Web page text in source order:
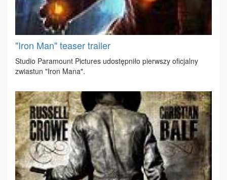
"Iron Man" teaser trailer
Stu­dio Pa­ra­mo­unt Pic­tu­res udo­stęp­ni­ło pierw­szy ofi­cjal­ny
zwia­stun "Iron Ma­na".